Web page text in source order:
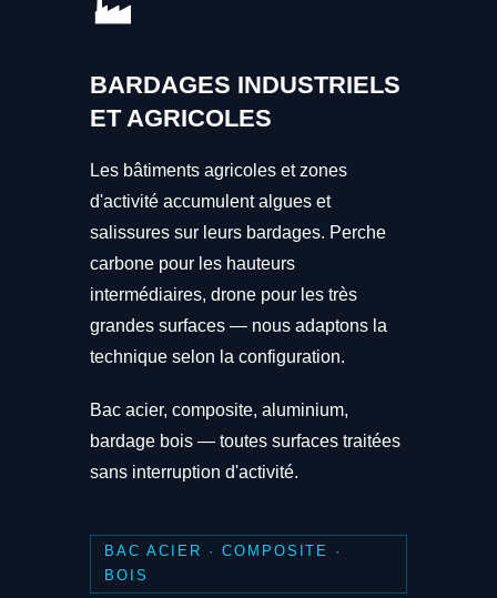
🏭
BARDAGES INDUSTRIELS
ET AGRICOLES
Les bâtiments agricoles et zones
d'activité accumulent algues et
salissures sur leurs bardages. Perche
carbone pour les hauteurs
intermédiaires, drone pour les très
grandes surfaces — nous adaptons la
technique selon la configuration.
Bac acier, composite, aluminium,
bardage bois — toutes surfaces traitées
sans interruption d'activité.
BAC ACIER · COMPOSITE ·
BOIS